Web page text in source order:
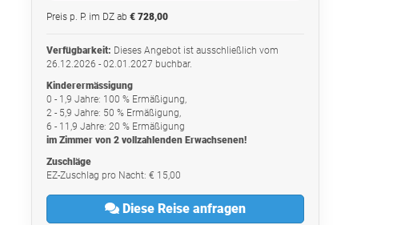
Preis p. P. im DZ ab € 728,00
Verfügbarkeit: Dieses Angebot ist ausschließlich vom
26.12.2026 - 02.01.2027 buchbar.
Kinderermässigung
0 - 1,9 Jahre: 100 % Ermäßigung,
2 - 5,9 Jahre: 50 % Ermäßigung,
6 - 11,9 Jahre: 20 % Ermäßigung
im Zimmer von 2 vollzahlenden Erwachsenen!
Zuschläge
EZ-Zuschlag pro Nacht: € 15,00
Diese Reise anfragen